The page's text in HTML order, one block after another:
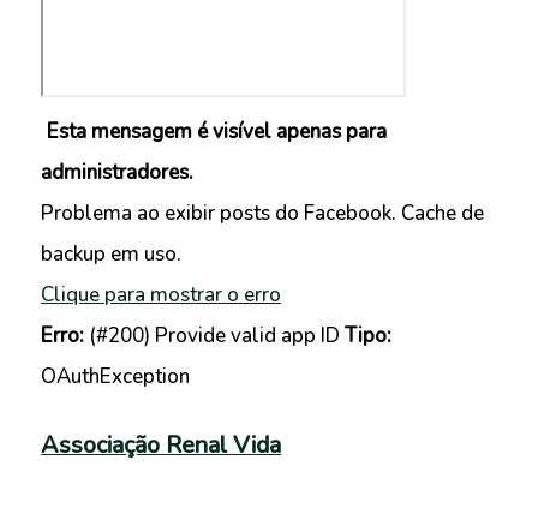
Esta mensagem é visível apenas para
administradores.
Problema ao exibir posts do Facebook. Cache de
backup em uso.
Clique para mostrar o erro
Erro: (#200) Provide valid app IDTipo:
OAuthException
Associação Renal Vida